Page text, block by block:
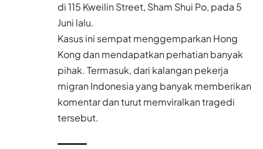
di 115 Kweilin Street, Sham Shui Po, pada 5
Juni lalu.
Kasus ini sempat menggemparkan Hong
Kong dan mendapatkan perhatian banyak
pihak. Termasuk, dari kalangan pekerja
migran Indonesia yang banyak memberikan
komentar dan turut memviralkan tragedi
tersebut.